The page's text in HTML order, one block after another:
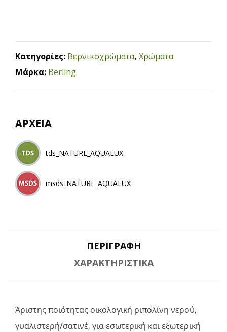
Κατηγορίες: Βερνικοχρώματα, Χρώματα
Μάρκα: Berling
ΑΡΧΕΙΑ
tds_NATURE_AQUALUX
msds_NATURE_AQUALUX
ΠΕΡΙΓΡΑΦΉ
ΧΑΡΑΚΤΗΡΙΣΤΙΚΆ
Άριστης ποιότητας οικολογική ριπολίνη νερού,
γυαλιστερή/σατινέ, για εσωτερική και εξωτερική